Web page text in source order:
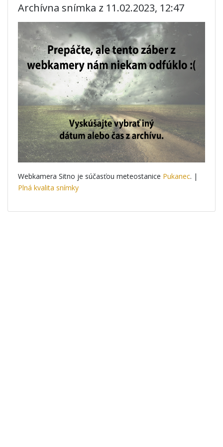
Archívna snímka z 11.02.2023, 12:47
Webkamera Sitno je súčasťou meteostanice Pukanec. |
Plná kvalita snímky